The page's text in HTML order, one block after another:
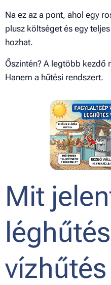
Na ez az a pont, ahol egy
plusz költséget és egy
hozhat.
Őszintén? A legtöbb kezdő
Hanem a hűtési rendszert.
Mit
vízhűtés